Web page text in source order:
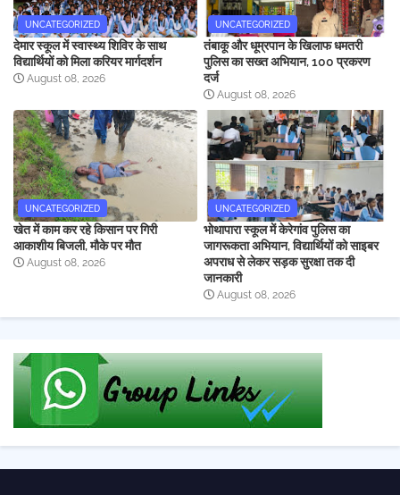
UNCATEGORIZED
देमार स्कूल में स्वास्थ्य शिविर के साथ
विद्यार्थियों को मिला करियर मार्गदर्शन
August 08, 2026
UNCATEGORIZED
तंबाकू और धूम्रपान के खिलाफ धमतरी
पुलिस का सख्त अभियान, 100 प्रकरण
दर्ज
August 08, 2026
UNCATEGORIZED
खेत में काम कर रहे किसान पर गिरी
आकाशीय बिजली, मौके पर मौत
August 08, 2026
UNCATEGORIZED
भोथापारा स्कूल में केरेगांव पुलिस का
जागरूकता अभियान, विद्यार्थियों को साइबर
अपराध से लेकर सड़क सुरक्षा तक दी
जानकारी
August 08, 2026